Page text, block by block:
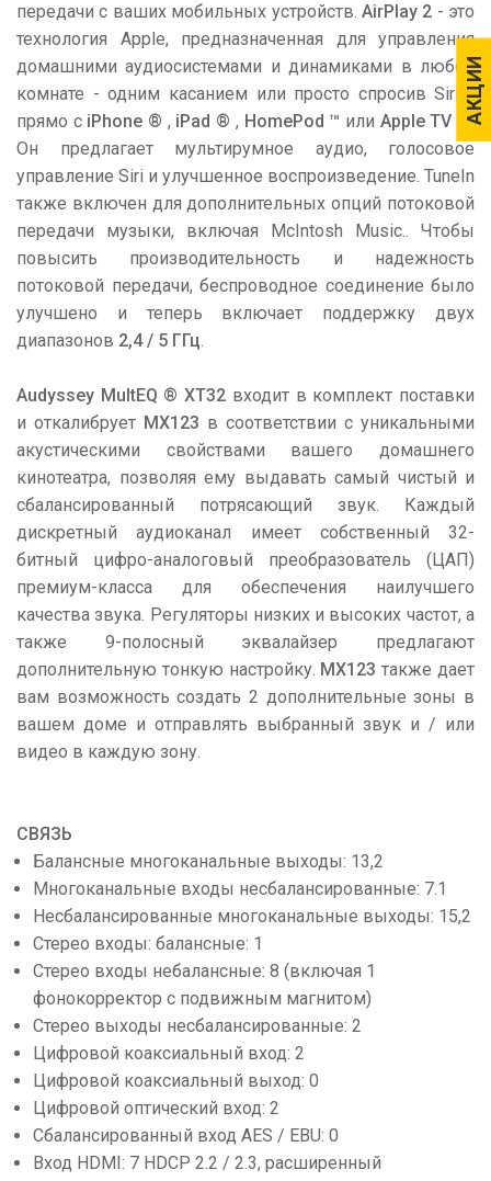
АКЦИИ
АКЦИИ
передачи с ваших мобильных устройств. AirPlay 2 - это
технология Apple, предназначенная для управления
домашними аудиосистемами и динамиками в любой
комнате - одним касанием или просто спросив Siri -
прямо с iPhone ® , iPad ® , HomePod ™ или Apple TV ®.
Он предлагает мультирумное аудио, голосовое
управление Siri и улучшенное воспроизведение. TuneIn
также включен для дополнительных опций потоковой
передачи музыки, включая McIntosh Music.. Чтобы
повысить производительность и надежность
потоковой передачи, беспроводное соединение было
улучшено и теперь включает поддержку двух
диапазонов 2,4 / 5 ГГц.
Audyssey MultEQ ® XT32 входит в комплект поставки
и откалибрует MX123 в соответствии с уникальными
акустическими свойствами вашего домашнего
кинотеатра, позволяя ему выдавать самый чистый и
сбалансированный потрясающий звук. Каждый
дискретный аудиоканал имеет собственный 32-
битный цифро-аналоговый преобразователь (ЦАП)
премиум-класса для обеспечения наилучшего
качества звука. Регуляторы низких и высоких частот, а
также 9-полосный эквалайзер предлагают
дополнительную тонкую настройку. MX123 также дает
вам возможность создать 2 дополнительные зоны в
вашем доме и отправлять выбранный звук и / или
видео в каждую зону.
СВЯЗЬ
Балансные многоканальные выходы: 13,2
Многоканальные входы несбалансированные: 7.1
Несбалансированные многоканальные выходы: 15,2
Стерео входы: балансные: 1
Стерео входы небалансные: 8 (включая 1
фонокорректор с подвижным магнитом)
Стерео выходы несбалансированные: 2
Цифровой коаксиальный вход: 2
Цифровой коаксиальный выход: 0
Цифровой оптический вход: 2
Сбалансированный вход AES / EBU: 0
Вход HDMI: 7 HDCP 2.2 / 2.3, расширенный